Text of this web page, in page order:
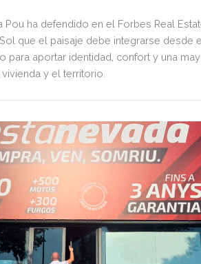
Pou ha defendido en el Forbes Real
que el paisaje debe integrarse desde
para aportar identidad, confort y una
y el territorio.